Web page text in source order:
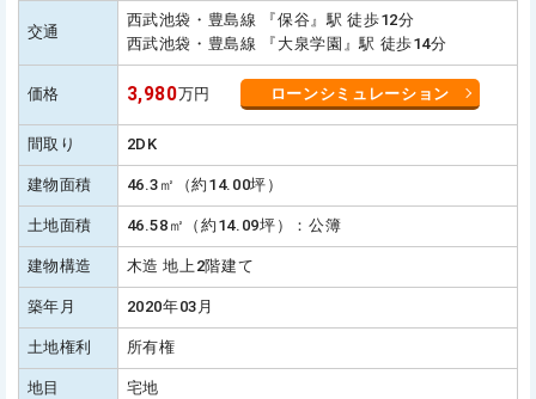
交通
西武池袋・豊島線 『保谷』駅 徒歩12分
西武池袋・豊島線 『大泉学園』駅 徒歩14分
価格 3,980万円 ローンシミュレーション
間取り 2DK
建物面積 46.3㎡（約14.00坪）
土地面積 46.58㎡（約14.09坪）：公簿
建物構造 木造 地上2階建て
築年月 2020年03月
土地権利 所有権
地目 宅地